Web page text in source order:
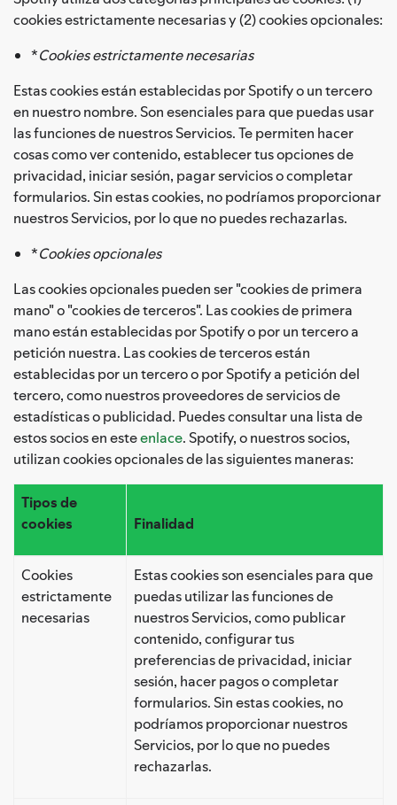
cookies estrictamente necesarias y (2) cookies opcionales:
*Cookies estrictamente necesarias
Estas cookies están establecidas por Spotify o un tercero
en nuestro nombre. Son esenciales para que puedas usar
las funciones de nuestros Servicios. Te permiten hacer
cosas como ver contenido, establecer tus opciones de
privacidad, iniciar sesión, pagar servicios o completar
formularios. Sin estas cookies, no podríamos proporcionar
nuestros Servicios, por lo que no puedes rechazarlas.
*Cookies opcionales
Las cookies opcionales pueden ser "cookies de primera
mano" o "cookies de terceros". Las cookies de primera
mano están establecidas por Spotify o por un tercero a
petición nuestra. Las cookies de terceros están
establecidas por un tercero o por Spotify a petición del
tercero, como nuestros proveedores de servicios de
estadísticas o publicidad. Puedes consultar una lista de
estos socios en esteenlace. Spotify, o nuestros socios,
utilizan cookies opcionales de las siguientes maneras:
Tipos de
cookies
Finalidad
Cookies
estrictamente
necesarias
Estas cookies son esenciales para que
puedas utilizar las funciones de
nuestros Servicios, como publicar
contenido, configurar tus
preferencias de privacidad, iniciar
sesión, hacer pagos o completar
formularios. Sin estas cookies, no
podríamos proporcionar nuestros
Servicios, por lo que no puedes
rechazarlas.